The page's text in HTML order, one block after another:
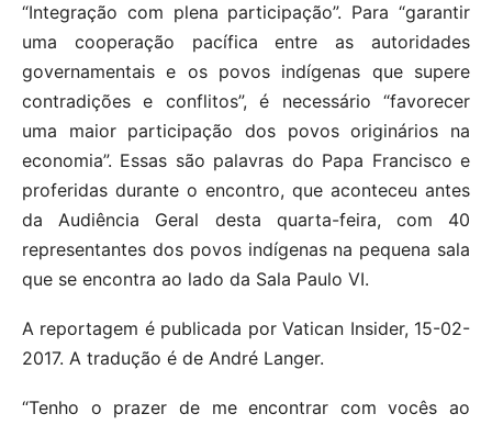
“Integração com plena participação”. Para “garantir
uma cooperação pacífica entre as autoridades
governamentais e os povos indígenas que supere
contradições e conflitos”, é necessário “favorecer
uma maior participação dos povos originários na
economia”. Essas são palavras do Papa Francisco e
proferidas durante o encontro, que aconteceu antes
da Audiência Geral desta quarta-feira, com 40
representantes dos povos indígenas na pequena sala
que se encontra ao lado da Sala Paulo VI.
A reportagem é publicada por Vatican Insider, 15-02-
2017. A tradução é de André Langer.
“Tenho o prazer de me encontrar com vocês ao